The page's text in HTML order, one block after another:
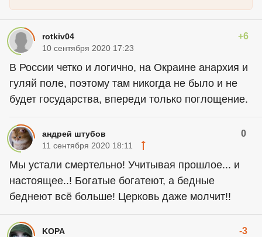
rotkiv04 +6
10 сентября 2020 17:23
В России четко и логично, на Окраине анархия и
гуляй поле, поэтому там никогда не было и не
будет государства, впереди только поглощение.
андрей штубов 0
11 сентября 2020 18:11
Мы устали смертельно! Учитывая прошлое... и
настоящее..! Богатые богатеют, а бедные
беднеют всё больше! Церковь даже молчит!!
KOPA -3